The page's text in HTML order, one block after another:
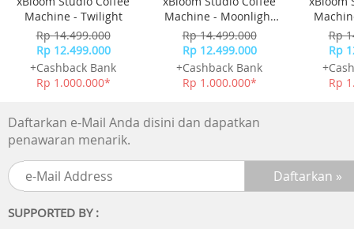
Machine - Twilight
Rp 14.499.000
Rp 12.499.000
+Cashback Bank
Rp 1.000.000*
Machine - Moonlight
White
Rp 14.499.000
Rp 12.499.000
+Cashback Bank
Rp 1.000.000*
Rp
Rp
Rp
Daftarkan e-Mail Anda disini dan dapatkan
penawaran menarik.
SUPPORTED BY :